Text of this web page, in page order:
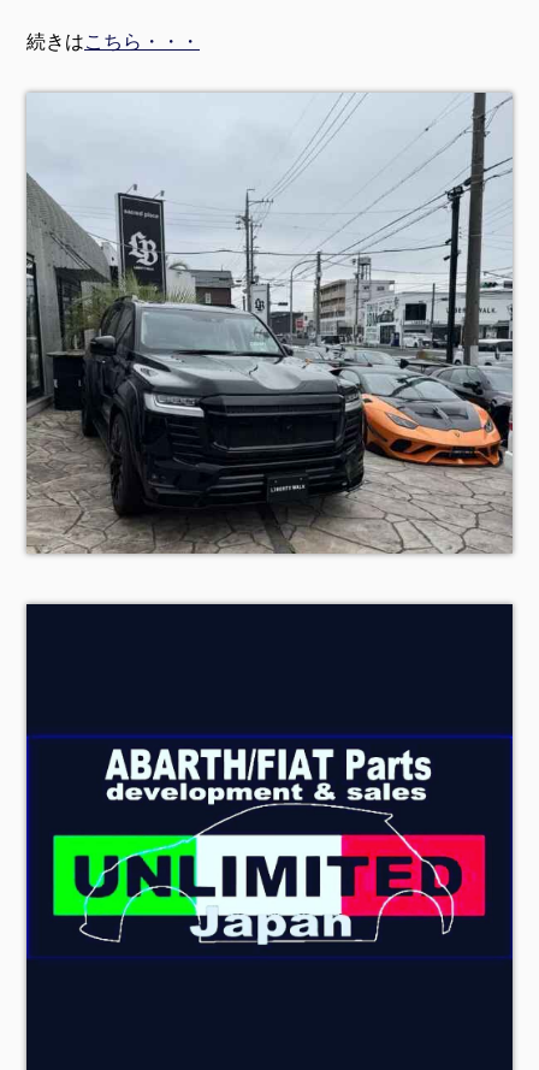
続きはこちら・・・